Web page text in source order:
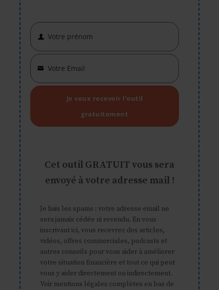
First
Name
Votre prénom
Your
email
Votre Email
Je veux recevoir l'outil
gratuitement
Cet outil GRATUIT vous sera
envoyé à votre adresse mail !
Je hais les spams : votre adresse email ne
sera jamais cédée ni revendu. En vous
inscrivant ici, vous recevrez des articles,
vidéos, offres commerciales, podcasts et
autres conseils pour vous aider à améliorer
votre situation financière et tout ce qui peut
vous y aider directement ou indirectement.
Voir mentions légales complètes en bas de